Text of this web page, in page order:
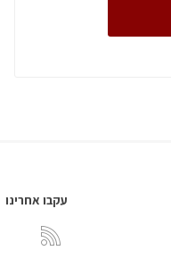
עקבו אחרינו